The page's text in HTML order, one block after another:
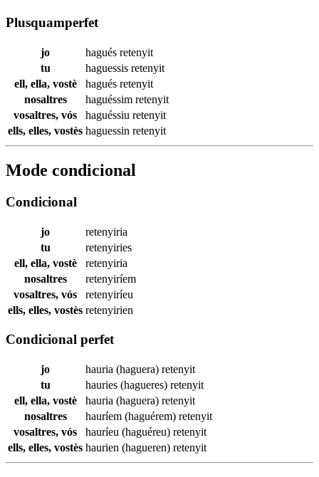
Plusquamperfet
jo hagués retenyit
tu
haguessis retenyit
ell, ella, vostè
hagués retenyit
nosaltres
haguéssim retenyit
vosaltres, vós
haguéssiu retenyit
ells, elles, vostès haguessin retenyit
Mode condicional
Condicional
jo
retenyiria
tu
retenyiries
ell, ella, vostè
retenyiria
nosaltres
retenyiríem
vosaltres, vós
retenyiríeu
ells, elles, vostès retenyirien
Condicional perfet
jo hauria (haguera) retenyit
tu
hauries (hagueres) retenyit
ell, ella, vostè
hauria (haguera) retenyit
nosaltres
hauríem (haguérem) retenyit
vosaltres, vós
hauríeu (haguéreu) retenyit
ells, elles, vostès haurien (hagueren) retenyit